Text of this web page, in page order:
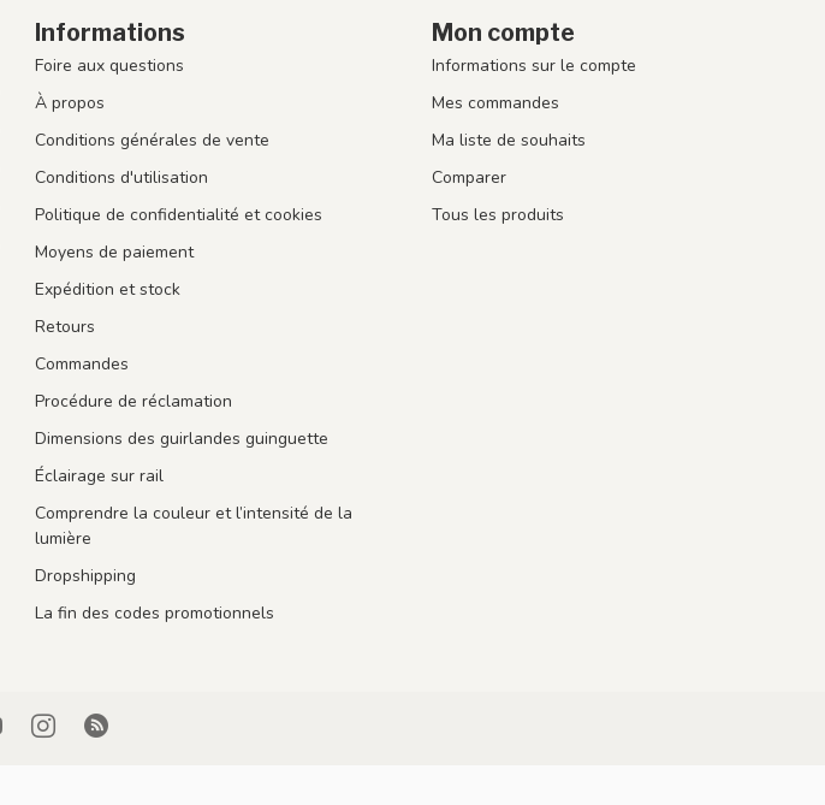
Informations
Foire aux questions
À propos
Conditions générales de vente
Conditions d'utilisation
Politique de confidentialité et cookies
Moyens de paiement
Expédition et stock
Retours
Commandes
Procédure de réclamation
Dimensions des guirlandes guinguette
Éclairage sur rail
Comprendre la couleur et l’intensité de la
lumière
Dropshipping
La fin des codes promotionnels
Mon compte
Informations sur le compte
Mes commandes
Ma liste de souhaits
Comparer
Tous les produits